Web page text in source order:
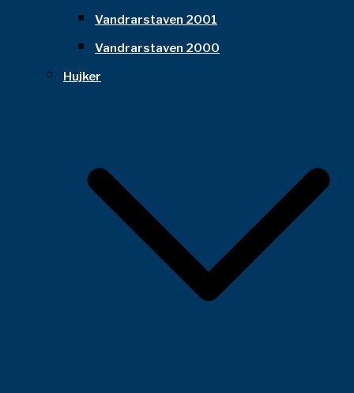
Vandrarstaven 2001
Vandrarstaven 2000
Hujker